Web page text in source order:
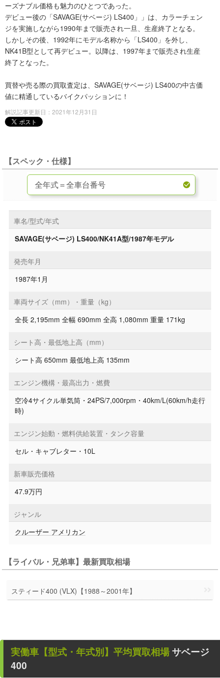
ーズナブル価格も魅力のひとつであった。
デビュー後の「SAVAGE(サベージ) LS400」」は、カラーチェン
ジを実施しながら1990年まで販売され一旦、生産終了となる。
しかしその後、1992年にモデル名称から「LS400」を外し、
NK41B型として再デビュー。以降は、1997年まで販売され生産
終了となった。
買替や売る際の買取査定は、SAVAGE(サベージ) LS400の中古価
値に精通しているバイクパッションに！
解説記事更新日：2021年12月31日
【スペック・仕様】
車名/型式/年式
SAVAGE(サベージ) LS400/NK41A型/1987年モデル
発売年月
1987年1月
車両サイズ（mm）・重量（kg）
全長 2,195mm 全幅 690mm 全高 1,080mm 重量 171kg
シート高・最低地上高（mm）
シート高 650mm 最低地上高 135mm
エンジン機構・最高出力・燃費
空冷4サイクル単気筒・24PS/7,000rpm・40km/L(60km/h走行
時)
エンジン始動・燃料供給装置・タンク容量
セル・キャブレター・10L
新車販売価格
47.9万円
ジャンル
クルーザー アメリカン
【ライバル・兄弟車】最新買取相場
スティード400 (VLX)【1988～2001年】
実働車 【型式・年式別】平均買取相場サベージ
400